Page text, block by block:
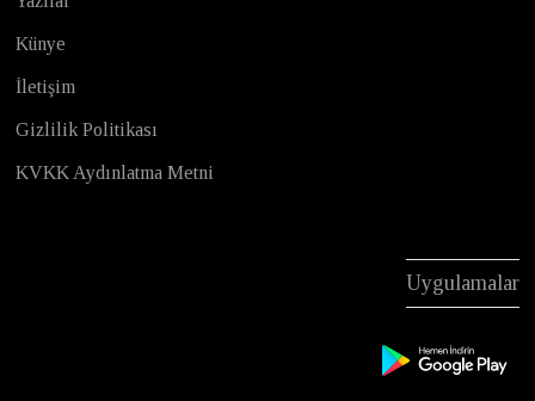
Künye
İletişim
Gizlilik Politikası
KVKK Aydınlatma Metni
Uygulamalar